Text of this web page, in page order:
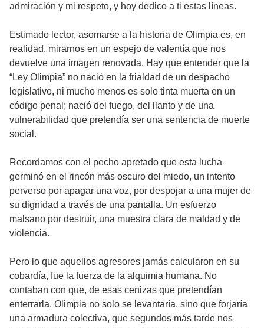
admiración y mi respeto, y hoy dedico a ti estas líneas.
Estimado lector, asomarse a la historia de Olimpia es, en
realidad, mirarnos en un espejo de valentía que nos
devuelve una imagen renovada. Hay que entender que la
“Ley Olimpia” no nació en la frialdad de un despacho
legislativo, ni mucho menos es solo tinta muerta en un
código penal; nació del fuego, del llanto y de una
vulnerabilidad que pretendía ser una sentencia de muerte
social.
Recordamos con el pecho apretado que esta lucha
germinó en el rincón más oscuro del miedo, un intento
perverso por apagar una voz, por despojar a una mujer de
su dignidad a través de una pantalla. Un esfuerzo
malsano por destruir, una muestra clara de maldad y de
violencia.
Pero lo que aquellos agresores jamás calcularon en su
cobardía, fue la fuerza de la alquimia humana. No
contaban con que, de esas cenizas que pretendían
enterrarla, Olimpia no solo se levantaría, sino que forjaría
una armadura colectiva, que segundos más tarde nos